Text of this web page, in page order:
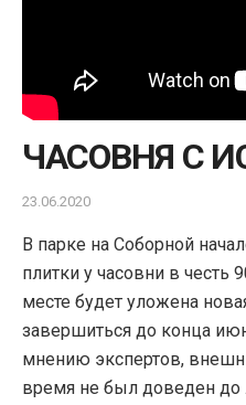
ЧАСОВНЯ С
23.06.2020
В парке на Соборной
плитки у часовни в честь
месте будет уложена
завершиться до конца
мнению экспертов,
время не был доведен до